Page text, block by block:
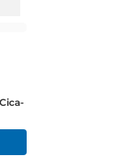
Men, você
de frescor no